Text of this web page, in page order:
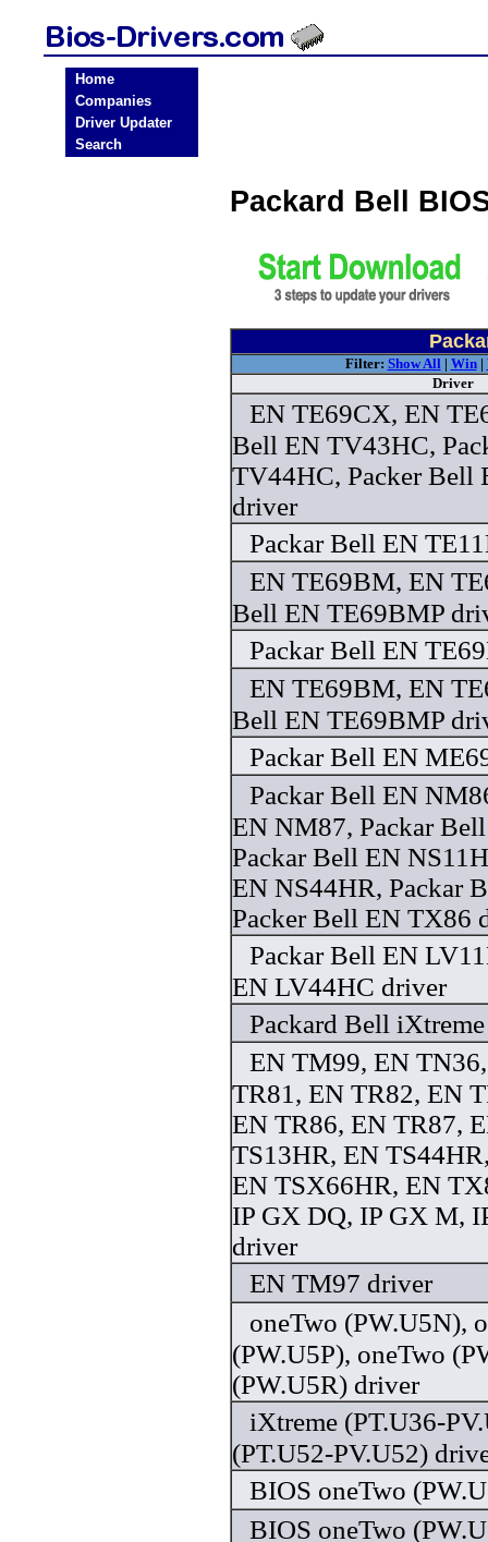
Home
Companies
Driver Updater
Search
Packard Bell
Filter: Show All| Win|
Driver
EN TE69CX, EN
Bell EN TV43HC,
TV44HC, Packer Bell
driver
Packar Bell EN
EN TE69BM, EN
Bell EN TE69BMP
Packar Bell EN
EN TE69BM, EN
Bell EN TE69BMP
Packar Bell EN
Packar Bell EN
EN NM87, Packar
Packar Bell EN
EN NS44HR, Packar
Packer Bell EN TX86
Packar Bell EN
EN LV44HC driver
Packard Bell
EN TM99, EN
TR81, EN TR82, EN
EN TR86, EN TR87,
TS13HR, EN
EN TSX66HR, EN
IP GX DQ, IP GX M,
driver
EN TM97 driver
oneTwo (PW.U5N),
(PW.U5P), oneTwo
(PW.U5R) driver
iXtreme (PT.U36-
(PT.U52-PV.U52)
BIOS oneTwo
BIOS oneTwo